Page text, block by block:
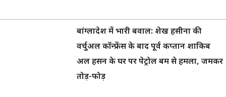
बांग्लादेश में भारी बवाल: शेख हसीना की
वर्चुअल कॉन्फ्रेंस के बाद पूर्व कप्तान शाकिब
अल हसन के घर पर पेट्रोल बम से हमला, जमकर
तोड़-फोड़